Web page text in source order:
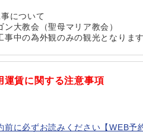
について
ン大教会（聖母マリア教会）
中の為外観のみの観光となりま
運賃に関する注意事項
に必ずお読みください【WEB予